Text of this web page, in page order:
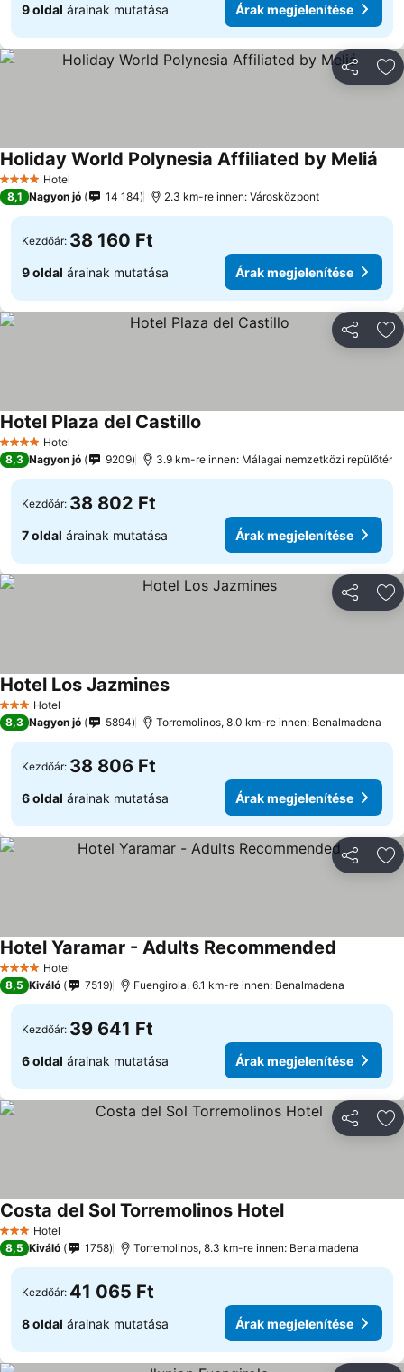
9 oldal árainak mutatása Árak megjelenítése
4 KategóriaHotel
Holiday World Polynesia Affiliated by Meliá
8,1 Nagyon jó 14 184 2.3 km-re innen: Városközpont
Kezdőár: 38 160 Ft
9 oldal árainak mutatása Árak megjelenítése
4 KategóriaHotel
Hotel Plaza del Castillo
8,3 Nagyon jó 9209 3.9 km-re innen: Málagai nemzetközi repülőtér
Kezdőár: 38 802 Ft
7 oldal árainak mutatása Árak megjelenítése
3 Kategória
Hotel
Hotel Los Jazmines
8,3 Nagyon jó 5894 Torremolinos, 8.0 km-re innen: Benalmadena
Kezdőár: 38 806 Ft
6 oldal árainak mutatása Árak megjelenítése
4 KategóriaHotel
Hotel Yaramar - Adults Recommended
8,5 Kiváló 7519 Fuengirola, 6.1 km-re innen: Benalmadena
Kezdőár: 39 641 Ft
6 oldal árainak mutatása Árak megjelenítése
3 Kategória
Hotel
Costa del Sol Torremolinos Hotel
8,5 Kiváló 1758 Torremolinos, 8.3 km-re innen: Benalmadena
Kezdőár: 41 065 Ft
8 oldal árainak mutatása Árak megjelenítése